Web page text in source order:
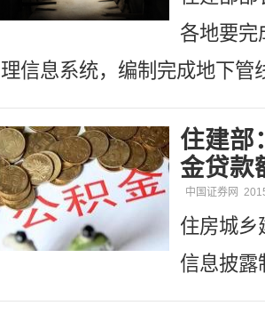
各地要完
理信息系统，编制完成地下管
住建部
金贷款
中国证券网
住房城乡
信息披露